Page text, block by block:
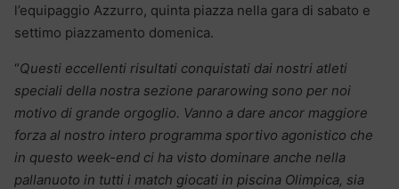
l’equipaggio Azzurro, quinta piazza nella gara di sabato e
settimo piazzamento domenica.
“Questi eccellenti risultati conquistati dai nostri atleti
speciali della nostra sezione pararowing sono per noi
motivo di grande orgoglio. Vanno a dare ancor maggiore
forza al nostro intero programma sportivo agonistico che
in questo week-end ci ha visto dominare anche nella
pallanuoto in tutti i match giocati in piscina Olimpica, sia